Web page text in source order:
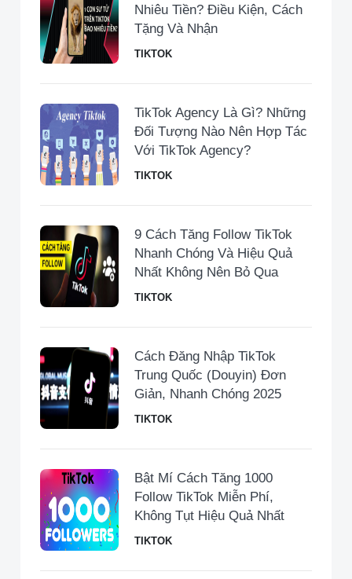
Nhiêu Tiền​? Điều Kiện, Cách
Tặng Và Nhận
TIKTOK
TikTok Agency Là Gì? Những
Đối Tượng Nào Nên Hợp Tác
Với TikTok Agency?
TIKTOK
9 Cách Tăng Follow TikTok
Nhanh Chóng Và Hiệu Quả
Nhất Không Nên Bỏ Qua
TIKTOK
Cách Đăng Nhập TikTok
Trung Quốc (Douyin) Đơn
Giản, Nhanh Chóng 2025
TIKTOK
Bật Mí Cách Tăng 1000
Follow TikTok Miễn Phí,
Không Tụt Hiệu Quả Nhất
TIKTOK